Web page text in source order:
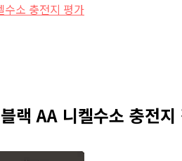
소 충전지 평가
랙 AA 니켈수소 충전지